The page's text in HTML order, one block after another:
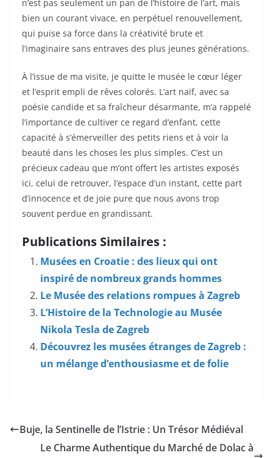
n’est pas seulement un pan de l’histoire de l’art, mais
bien un courant vivace, en perpétuel renouvellement,
qui puise sa force dans la créativité brute et
l’imaginaire sans entraves des plus jeunes générations.
À l’issue de ma visite, je quitte le musée le cœur léger
et l’esprit empli de rêves colorés. L’art naïf, avec sa
poésie candide et sa fraîcheur désarmante, m’a rappelé
l’importance de cultiver ce regard d’enfant, cette
capacité à s’émerveiller des petits riens et à voir la
beauté dans les choses les plus simples. C’est un
précieux cadeau que m’ont offert les artistes exposés
ici, celui de retrouver, l’espace d’un instant, cette part
d’innocence et de joie pure que nous avons trop
souvent perdue en grandissant.
Publications Similaires :
Musées en Croatie : des lieux qui ont
inspiré de nombreux grands hommes
Le Musée des relations rompues à Zagreb
L’Histoire de la Technologie au Musée
Nikola Tesla de Zagreb
Découvrez les musées étranges de Zagreb :
un mélange d’enthousiasme et de folie
Buje, la Sentinelle de l’Istrie : Un Trésor Médiéval
Le Charme Authentique du Marché de Dolac à